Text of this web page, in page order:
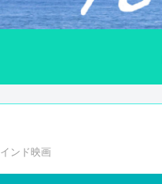
インド映画